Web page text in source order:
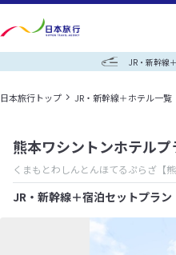
JR・新幹線
日本旅行トップ JR・新幹線＋ホテル一覧
熊本ワシントンホテルプ
くまもとわしんとんほてるぷらざ 【
JR・新幹線＋宿泊セットプラン